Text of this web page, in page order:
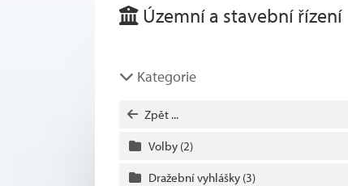
Územní a stavební řízení
Kategorie
Zpět ...
Volby (2)
Dražební vyhlášky (3)